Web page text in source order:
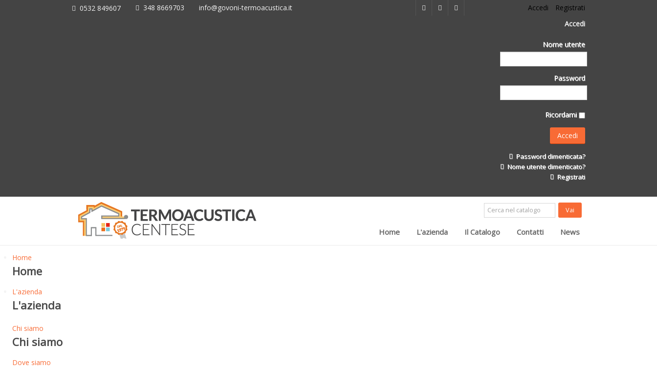
0532 849607 348 8669703 info@govoni-termoacustica.it Accedi
Registrati
Accedi
Nome utente
Password
Ricordami
Password dimenticata?
Nome utente dimenticato?
Registrati
Home L'azienda Il Catalogo Contatti News
Home
Home
L'azienda
L'azienda
Chi siamo
Chi siamo
Dove siamo